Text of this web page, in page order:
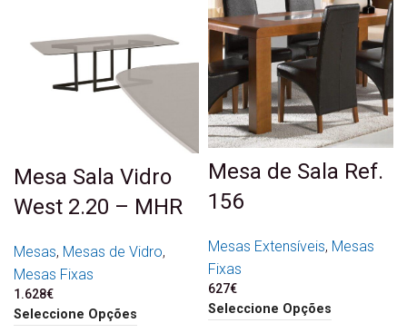
Mesa Sala Vidro
West 2.20 – MHR
Mesas, Mesas de Vidro,
Mesas Fixas
1.628€
Seleccione Opções
Mesa de Sala Ref.
156
Mesas Extensíveis, Mesas
Fixas
627€
Seleccione Opções